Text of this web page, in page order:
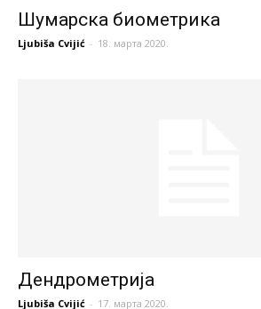
Шумарска биометрика
Ljubiša Cvijić - 18. марта 2020.
Дендрометрија
Ljubiša Cvijić - 17. марта 2020.